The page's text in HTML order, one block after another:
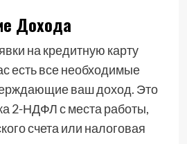
Дохода
на кредитную карту
есть все необходимые
ваш доход. Это
2-НДФЛ с места работы,
счета или налоговая